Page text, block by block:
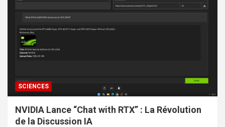
SCIENCES
NVIDIA Lance “Chat with RTX” : La Révolution
de la Discussion IA